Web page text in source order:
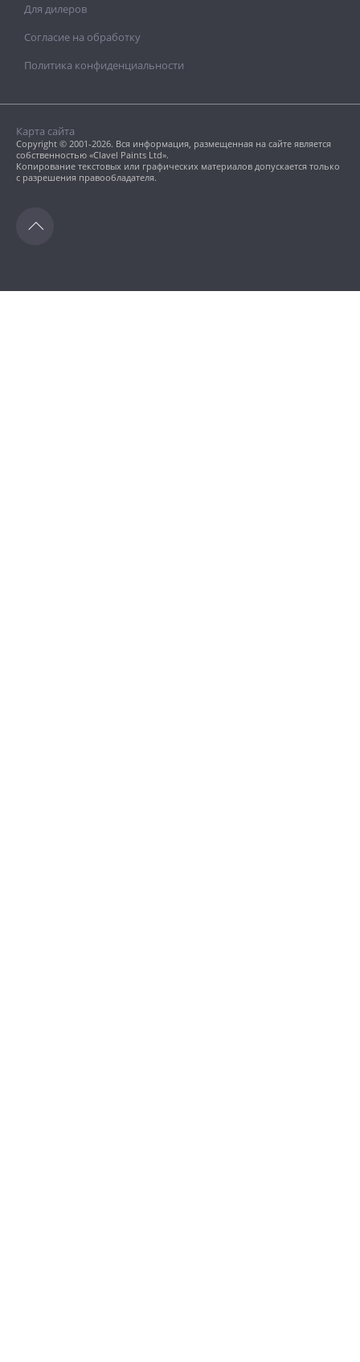
Для дилеров
Согласие на обработку
Политика конфиденциальности
Copyright © 2001-2026. Вся информация, размещенная на сайте является
собственностью «Clavel Paints Ltd».
Копирование текстовых или графических материалов допускается только
с разрешения правообладателя.
Карта сайта